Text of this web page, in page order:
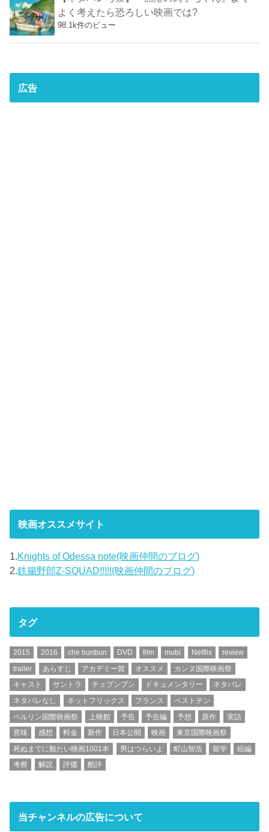
よく考えたら恐ろしい映画では?
98.1k件のビュー
広告
映画オススメサイト
1.Knights of Odessa note(映画仲間のブログ)
2.鉄腸野郎Z-SQUAD!!!!!(映画仲間のブログ)
タグ
2015 2016 che bunbun DVD film mubi Netflix
review
trailer
あらすじ アカデミー賞 オススメ
カンヌ国際映画祭
キャスト
サントラ チェブンブン ドキュメンタリー
ネタバレ
ネタバレなし
ネットフリックス フランス
ベストテン
ベルリン国際映画祭
上映館 予告 予告編 予想 原作
実話
意味
感想 料金 新作 日本公開 映画
東京国際映画祭
死ぬまでに観たい映画1001本
男はつらいよ 町山智浩 留学
続編
考察
解説 評価 酷評
当チャンネルの広告について